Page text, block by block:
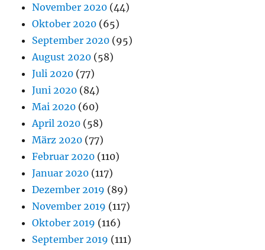
November 2020 (44)
Oktober 2020 (65)
September 2020 (95)
August 2020 (58)
Juli 2020 (77)
Juni 2020 (84)
Mai 2020 (60)
April 2020 (58)
März 2020 (77)
Februar 2020 (110)
Januar 2020 (117)
Dezember 2019 (89)
November 2019 (117)
Oktober 2019 (116)
September 2019 (111)